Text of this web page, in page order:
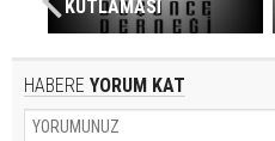
KUTLAMASI
HABERE YORUM KAT